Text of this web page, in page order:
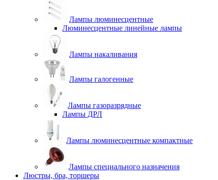
Лампы люминесцентные
Люминесцентные линейные лампы
Лампы накаливания
Лампы галогенные
Лампы газоразрядные
Лампы ДРЛ
Лампы люминесцентные компактные
Лампы специального назначения
Люстры, бра, торшеры